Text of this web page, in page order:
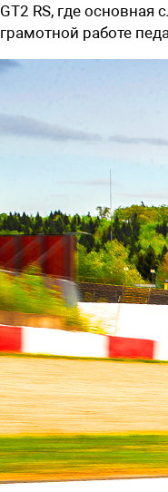
GT2 RS, где основная
грамотной работе